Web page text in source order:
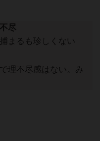
尽
まるも珍しくない
理不尽感はない。み